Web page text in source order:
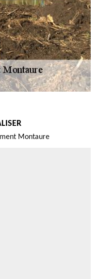
Montaure